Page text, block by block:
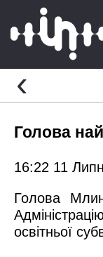
‹
Голова
16:22 11
Голова
освітньої